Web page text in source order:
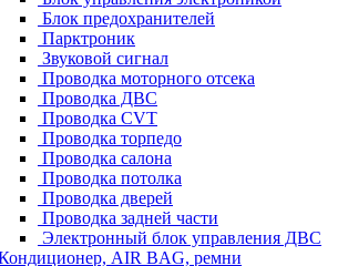
Блок предохранителей
Парктроник
Звуковой сигнал
Проводка моторного отсека
Проводка ДВС
Проводка CVT
Проводка торпедо
Проводка салона
Проводка потолка
Проводка дверей
Проводка задней части
Электронный блок управления ДВС
AIR BAG, ремни